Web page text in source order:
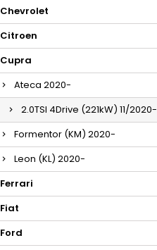
Chevrolet
Citroen
Cupra
Ateca 2020-
2.0TSI 4Drive (221kW) 11/2020-
Formentor (KM) 2020-
Leon (KL) 2020-
Ferrari
Fiat
Ford